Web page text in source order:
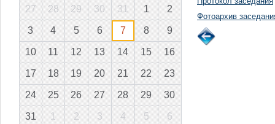
Фотоархив
27 28 29 30 31 1 2
3 4 5 6 7 8 9
10 11 12 13 14 15 16
17 18 19 20 21 22 23
24 25 26 27 28 29 30
31 1 2 3 4 5 6